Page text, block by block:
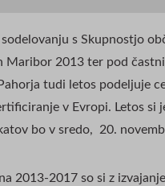
s Skupnostjo
Maribor 2013 ter pod
tudi letos podeljuje
v Evropi. Letos si
bo v sredo, 20.
2013-2017 so si z